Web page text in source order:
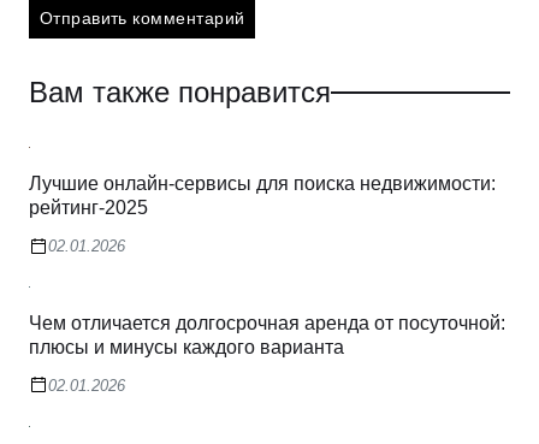
Вам также понравится
Лучшие онлайн-сервисы для поиска недвижимости:
рейтинг-2025
02.01.2026
Чем отличается долгосрочная аренда от посуточной:
плюсы и минусы каждого варианта
02.01.2026